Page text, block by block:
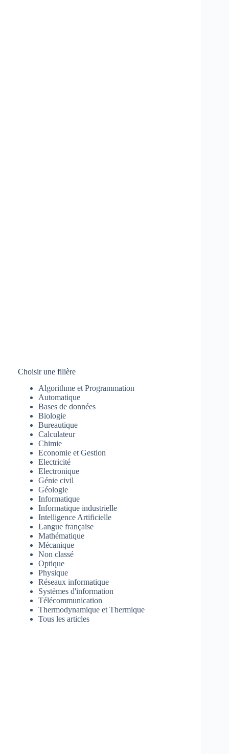
Choisir une filière
Algorithme et Programmation
Automatique
Bases de données
Biologie
Bureautique
Calculateur
Chimie
Economie et Gestion
Electricité
Electronique
Génie civil
Géologie
Informatique
Informatique industrielle
Intelligence Artificielle
Langue française
Mathématique
Mécanique
Non classé
Optique
Physique
Réseaux informatique
Systèmes d'information
Télécommunication
Thermodynamique et Thermique
Tous les articles